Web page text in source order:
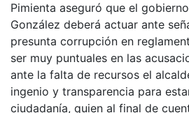
Pimienta aseguró que el
González deberá actuar ante
presunta corrupción en
ser muy puntuales en las
ante la falta de recursos el
ingenio y transparencia para
ciudadanía, quien al final de